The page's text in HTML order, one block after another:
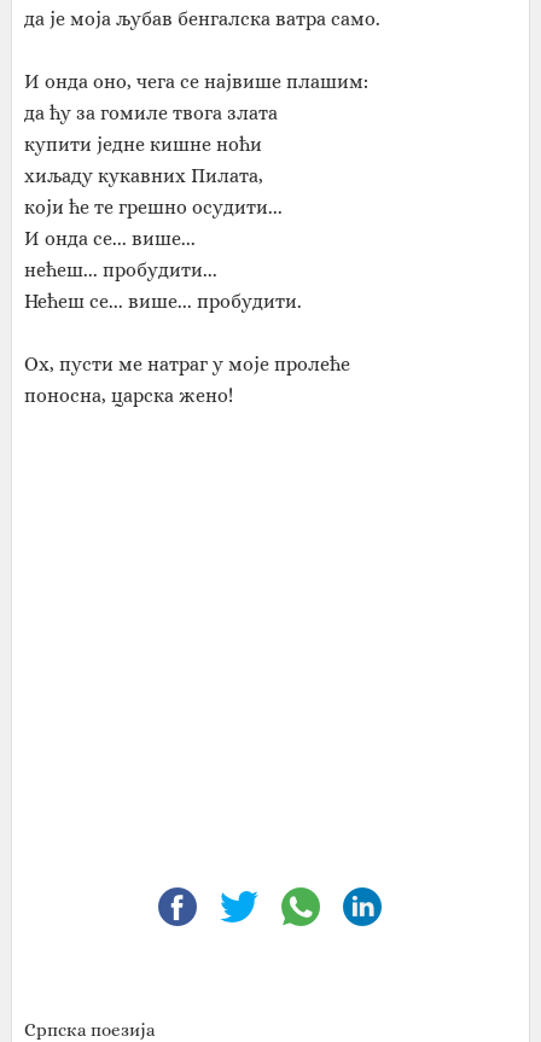
да је моја љубав бенгалска ватра само.
И онда оно, чега се највише плашим:
да ћу за гомиле твога злата
купити једне кишне ноћи
хиљаду кукавних Пилата,
који ће те грешно осудити...
И онда се... више...
нећеш... пробудити...
Нећеш се... више... пробудити.
Ох, пусти ме натраг у моје пролеће
поносна, царска жено!
Српска поезија